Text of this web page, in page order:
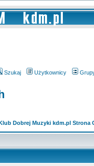
Szukaj Użytkownicy
Dobrej Muzyki kdm.pl Strona